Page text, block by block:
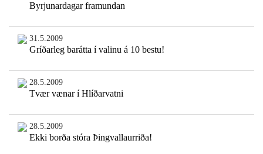
Byrjunardagar framundan
31.5.2009
Gríðarleg barátta í valinu á 10 bestu!
28.5.2009
Tvær vænar í Hlíðarvatni
28.5.2009
Ekki borða stóra Þingvallaurriða!